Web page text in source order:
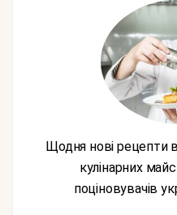
Щодня нові рецепти від домашніх господинь,
кулінарних
поціновувачів